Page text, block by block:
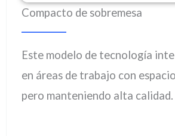
Compacto de sobremesa
Este modelo de tecnología
en áreas de trabajo con
pero manteniendo alta calidad.